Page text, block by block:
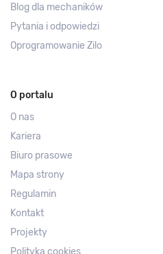
Blog dla mechaników
Pytania i odpowiedzi
Oprogramowanie Zilo
O portalu
O nas
Kariera
Biuro prasowe
Mapa strony
Regulamin
Kontakt
Projekty
Polityka cookies